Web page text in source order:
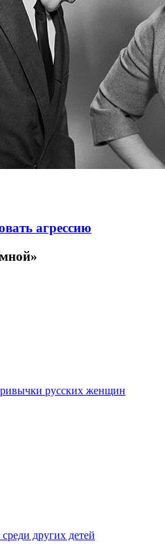
агрессию
русских женщин
других детей